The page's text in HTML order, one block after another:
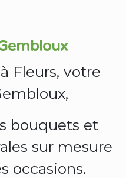
Fleurs, votre
bouquets et
sur mesure
occasions.